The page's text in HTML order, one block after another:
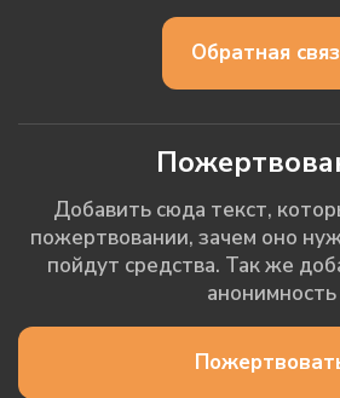
Обратная
Добавить сюда текст,
пожертвовании, зачем оно
пойдут средства. Так же
анонимность